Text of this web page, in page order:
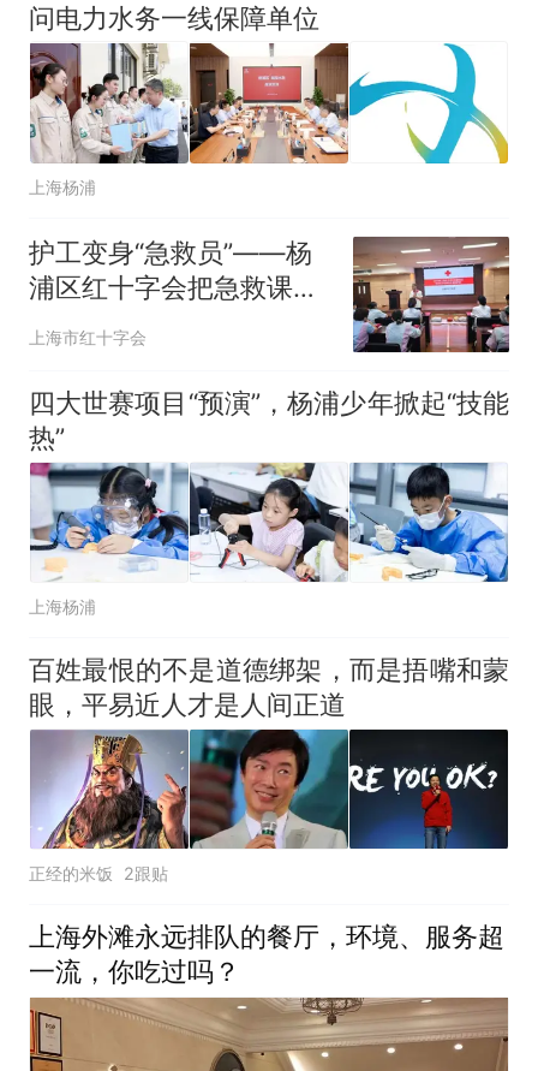
问电力水务一线保障单位
上海杨浦
护工变身“急救员”——杨
浦区红十字会把急救课堂
搬进区精神卫生中心
上海市红十字会
四大世赛项目“预演”，杨浦少年掀起“技能
热”
上海杨浦
百姓最恨的不是道德绑架，而是捂嘴和蒙
眼，平易近人才是人间正道
正经的米饭 2跟贴
上海外滩永远排队的餐厅，环境、服务超
一流，你吃过吗？